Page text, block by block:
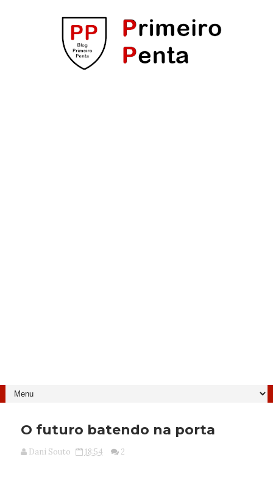
O futuro batendo na porta
Dani Souto 18:54 2